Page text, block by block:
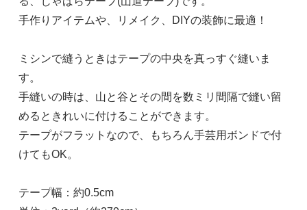
手作りアイテムや、リメイク、DIYの装飾に最適！
ミシンで縫うときはテープの中央を真っすぐ縫いま
す。
手縫いの時は、山と谷とその間を数ミリ間隔で縫い留
めるときれいに付けることができます。
テープがフラットなので、もちろん手芸用ボンドで付
けてもOK。
テープ幅：約0.5cm